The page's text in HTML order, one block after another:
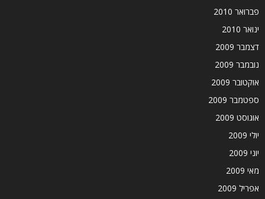
פברואר 2010
ינואר 2010
דצמבר 2009
נובמבר 2009
אוקטובר 2009
ספטמבר 2009
אוגוסט 2009
יולי 2009
יוני 2009
מאי 2009
אפריל 2009